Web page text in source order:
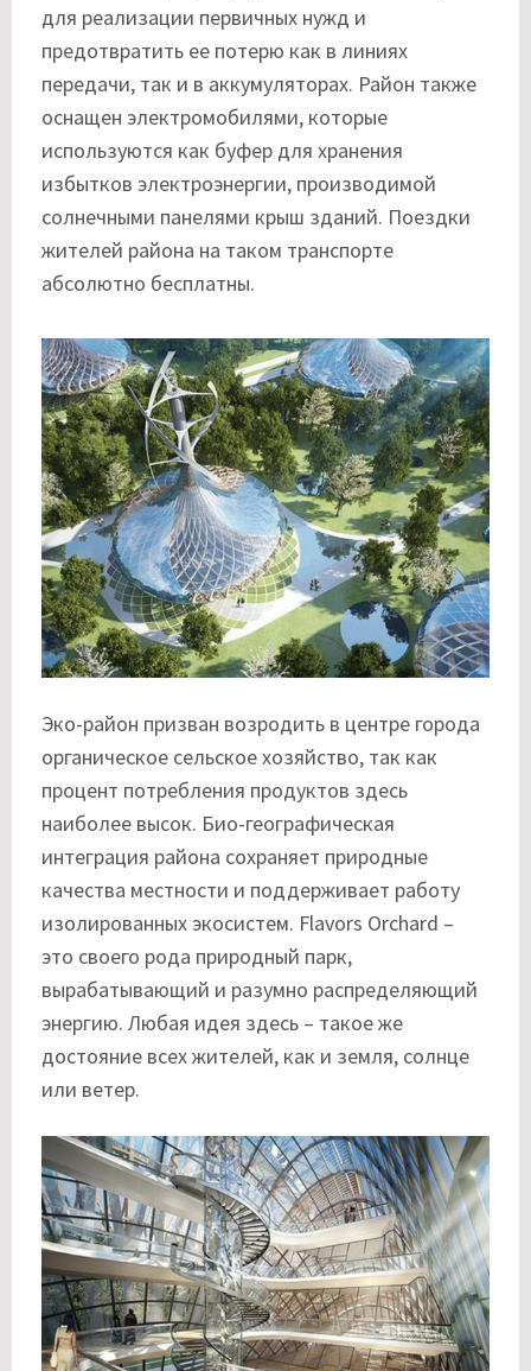
для реализации первичных нужд и
предотвратить ее потерю как в линиях
передачи, так и в аккумуляторах. Район также
оснащен электромобилями, которые
используются как буфер для хранения
избытков электроэнергии, производимой
солнечными панелями крыш зданий. Поездки
жителей района на таком транспорте
абсолютно бесплатны.
Эко-район призван возродить в центре города
органическое сельское хозяйство, так как
процент потребления продуктов здесь
наиболее высок. Био-географическая
интеграция района сохраняет природные
качества местности и поддерживает работу
изолированных экосистем. Flavors Orchard –
это своего рода природный парк,
вырабатывающий и разумно распределяющий
энергию. Любая идея здесь – такое же
достояние всех жителей, как и земля, солнце
или ветер.